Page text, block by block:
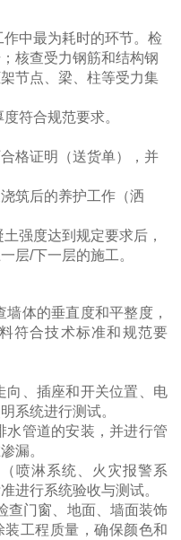
作中最为耗时的环节。检
核查受力钢筋和结构钢
节点、梁、柱等受力集
符合规范要求。
格证明（送货单），并
筑后的养护工作（洒
强度达到规定要求后，
层/下一层的施工。
墙体的垂直度和平整度，
符合技术标准和规范要
向、插座和开关位置、电
系统进行测试。
水管道的安装，并进行管
漏。
喷淋系统、火灾报警系
进行系统验收与测试。
查门窗、地面、墙面装饰
装工程质量，确保颜色和